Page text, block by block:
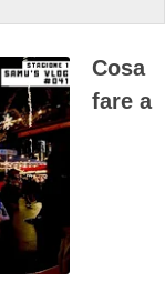
Cosa
fare a